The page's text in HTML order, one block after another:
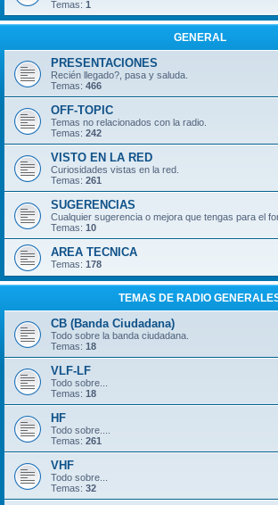
Temas: 1
GENERAL
PRESENTACIONES
Recién llegado?, pasa y saluda.
Temas: 466
OFF-TOPIC
Temas no relacionados con la radio.
Temas: 242
VISTO EN LA RED
Curiosidades vistas en la red.
Temas: 261
SUGERENCIAS
Cualquier sugerencia o mejora que tengas para el
Temas: 10
AREA TECNICA
Temas: 178
TEMAS DE RADIO
CB (Banda Ciudadana)
Todo sobre la banda ciudadana.
Temas: 18
VLF-LF
Todo sobre...
Temas: 18
HF
Todo sobre....
Temas: 261
VHF
Todo sobre...
Temas: 32